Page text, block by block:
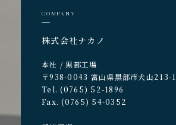
COMPANY
株式会社ナカノ
本社 / 黒部工場
〒938-0043 富山県黒部市犬山213-1
Tel. (0765) 52-1896
Fax. (0765) 54-0352